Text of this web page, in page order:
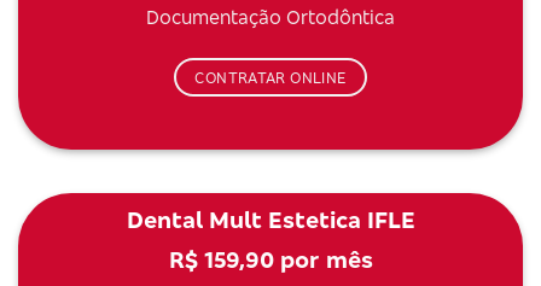
Documentação Ortodôntica
CONTRATAR ONLINE
Dental Mult Estetica IFLE
R$ 159,90 por mês